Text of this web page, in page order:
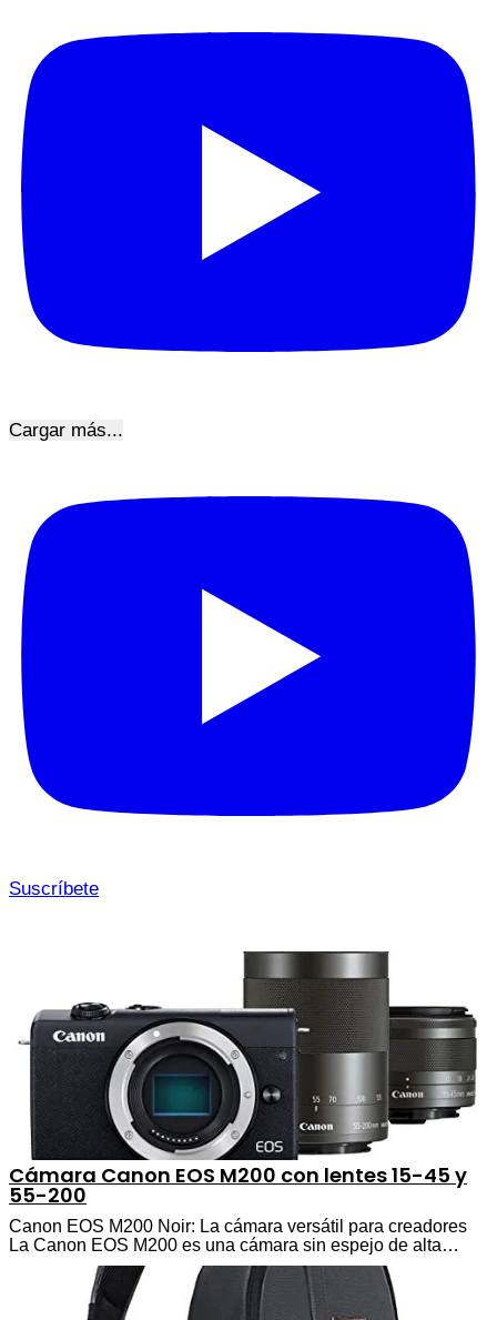
Cargar más...
Suscríbete
Cámara Canon EOS M200 con lentes 15-45 y
55-200
Canon EOS M200 Noir: La cámara versátil para creadores
La Canon EOS M200 es una cámara sin espejo de alta…